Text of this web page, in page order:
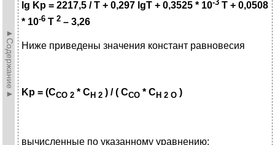
►Содержание►
lg Kp = 2217,5 / T + 0,297 lgT + 0,3525 * 10-3 T + 0,0508
* 10-6 T 2 – 3,26
Ниже приведены значения констант равновесия
Kp = (CCO 2 * C H 2 ) / ( CCO * C H 2 O )
вычисленные по указанному уравнению: